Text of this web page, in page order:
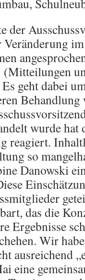
der
geht dabei
wurde hat
reagiert.
so
Danowski
das die
Ergebnisse
Wir
ausreichend
eine